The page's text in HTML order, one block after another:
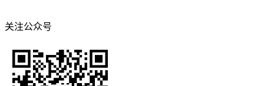
关注公众号